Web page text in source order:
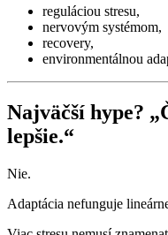
reguláciou stresu,
nervovým systémom,
recovery,
environmentálnou
Najväčší hype?
lepšie.“
Nie.
Adaptácia nefunguje